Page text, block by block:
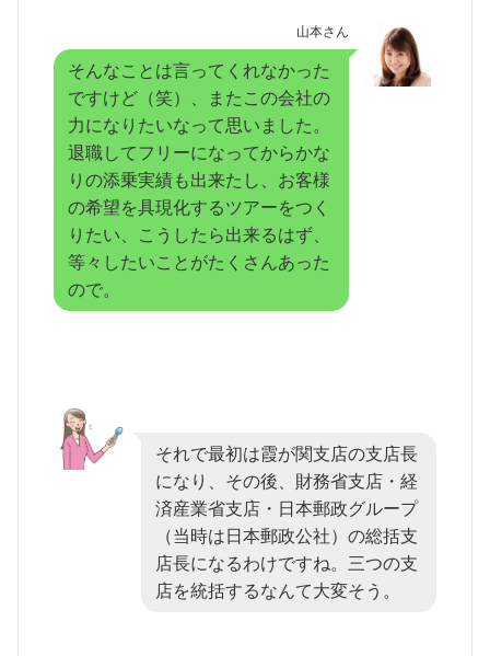
山本さん
そんなことは言ってくれなかった
ですけど（笑）、またこの会社の
力になりたいなって思いました。
退職してフリーになってからかな
りの添乗実績も出来たし、お客様
の希望を具現化するツアーをつく
りたい、こうしたら出来るはず、
等々したいことがたくさんあった
ので。
それで最初は霞が関支店の支店長
になり、その後、財務省支店・経
済産業省支店・日本郵政グループ
（当時は日本郵政公社）の総括支
店長になるわけですね。三つの支
店を統括するなんて大変そう。